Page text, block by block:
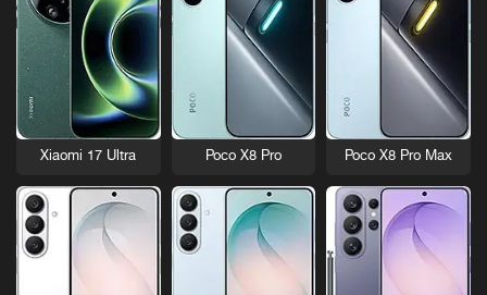
Poco X8 Pro Max
Poco X8 Pro
Xiaomi 17 Ultra